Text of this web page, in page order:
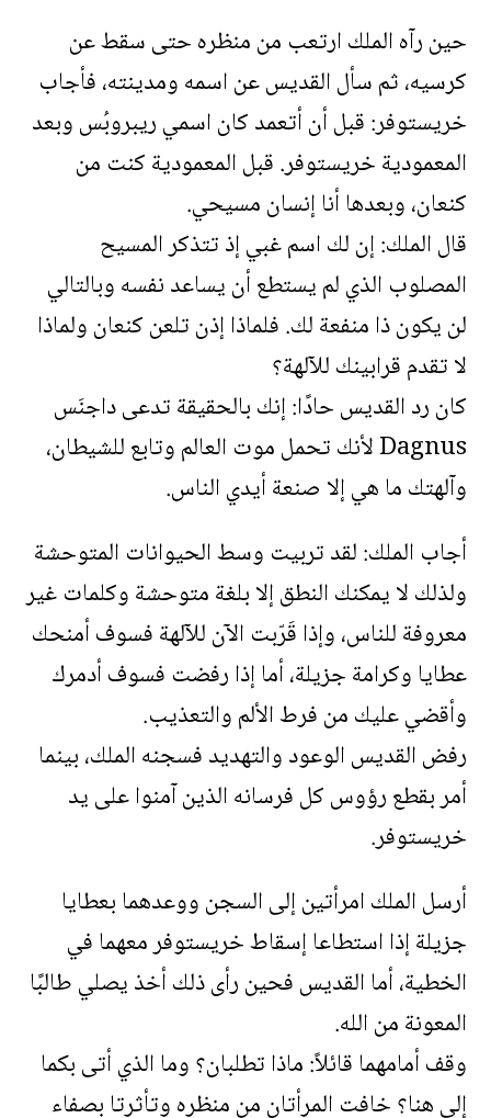
حين رآه الملك ارتعب من منظره حتى سقط عن
كرسيه، ثم سأل القديس عن اسمه ومدينته، فأجاب
خريستوفر: قبل أن أتعمد كان اسمي ريبروبُس وبعد
المعمودية خريستوفر. قبل المعمودية كنت من
كنعان، وبعدها أنا إنسان مسيحي.
قال الملك: إن لك اسم غبي إذ تتذكر المسيح
المصلوب الذي لم يستطع أن يساعد نفسه وبالتالي
لن يكون ذا منفعة لك. فلماذا إذن تلعن كنعان ولماذا
لا تقدم قرابينك للآلهة؟
كان رد القديس حادًا: إنك بالحقيقة تدعى داجنَس
Dagnus لأنك تحمل موت العالم وتابع للشيطان،
وآلهتك ما هي إلا صنعة أيدي الناس.
أجاب الملك: لقد تربيت وسط الحيوانات المتوحشة
ولذلك لا يمكنك النطق إلا بلغة متوحشة وكلمات غير
معروفة للناس، وإذا قَرّبت الآن للآلهة فسوف أمنحك
عطايا وكرامة جزيلة، أما إذا رفضت فسوف أدمرك
وأقضي عليك من فرط الألم والتعذيب.
رفض القديس الوعود والتهديد فسجنه الملك، بينما
أمر بقطع رؤوس كل فرسانه الذين آمنوا على يد
خريستوفر.
أرسل الملك امرأتين إلى السجن ووعدهما بعطايا
جزيلة إذا استطاعا إسقاط خريستوفر معهما في
الخطية، أما القديس فحين رأى ذلك أخذ يصلي طالبًا
المعونة من الله.
وقف أمامهما قائلاً: ماذا تطلبان؟ وما الذي أتى بكما
إلى هنا؟ خافت المرأتان من منظره وتأثرتا بصفاء